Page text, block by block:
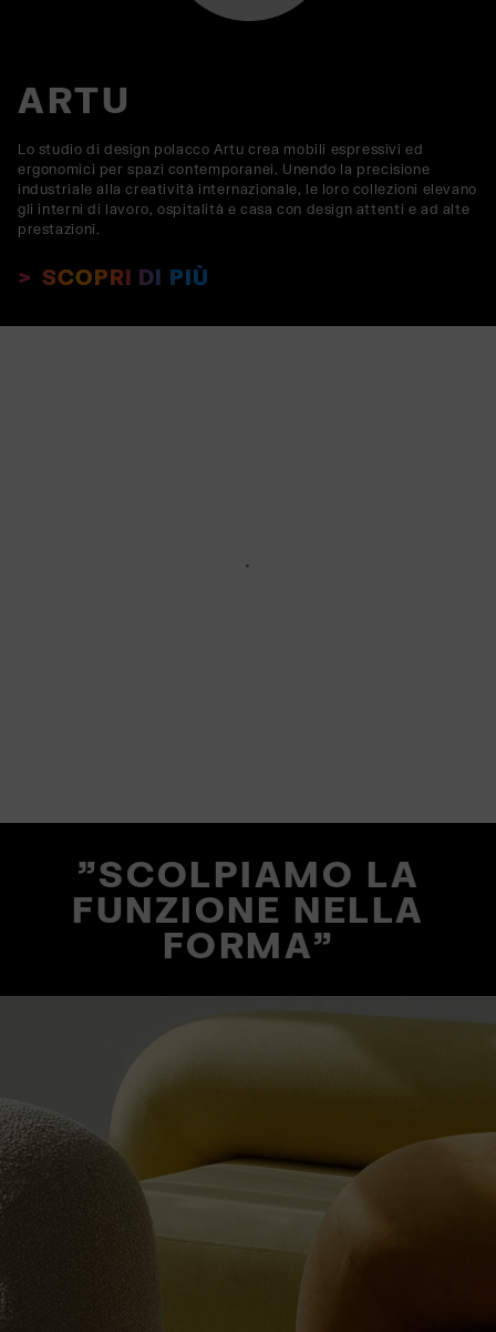
ARTU
Lo studio di design polacco Artu crea mobili espressivi ed
ergonomici per spazi contemporanei. Unendo la precisione
industriale alla creatività internazionale, le loro collezioni elevano
gli interni di lavoro, ospitalità e casa con design attenti e ad alte
prestazioni.
SCOPRI DI PIÙ
"SCOLPIAMO LA
FUNZIONE NELLA
FORMA"